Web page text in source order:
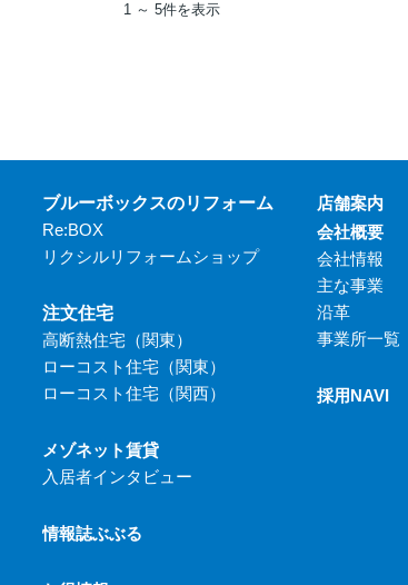
1 ～ 5件を表示
ブルーボックスのリフォーム
Re:BOX
リクシルリフォームショップ
注文住宅
高断熱住宅（関東）
ローコスト住宅（関東）
ローコスト住宅（関西）
メゾネット賃貸
入居者インタビュー
情報誌ぶぶる
店舗案内
会社概要
会社情報
主な事業
沿革
事業所一覧
採用NAVI